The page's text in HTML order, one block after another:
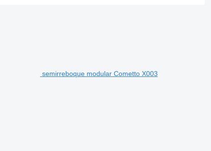
semirreboque modular Cometto X003